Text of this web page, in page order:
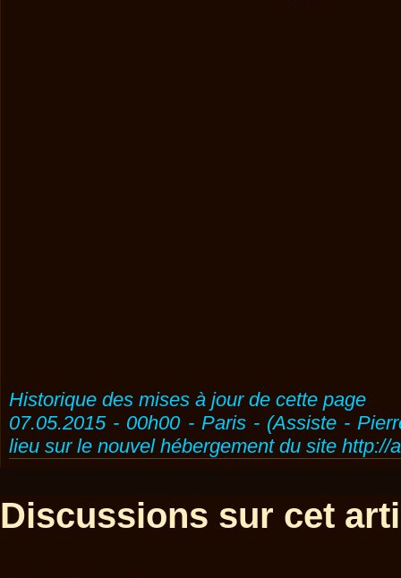
Historique des mises à jour de cette page
07.05.2015 - 00h00 - Paris - (Assiste -
lieu sur le nouvel hébergement du site http://
Discussions sur cet